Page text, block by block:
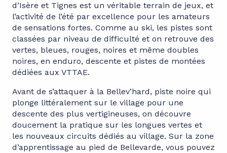
d’Isère et Tignes est un véritable terrain de jeux, et
l’activité de l’été par excellence pour les amateurs
de sensations fortes. Comme au ski, les pistes sont
classées par niveau de difficulté et on retrouve des
vertes, bleues, rouges, noires et même doubles
noires, en enduro, descente et pistes de montées
dédiées aux VTTAE.
Avant de s’attaquer à la Bellev’hard, piste noire qui
plonge littéralement sur le village pour une
descente des plus vertigineuses, on découvre
doucement la pratique sur les longues vertes et
les nouveaux circuits dédiés au village. Sur la zone
d’apprentissage au pied de Bellevarde, vous pouvez